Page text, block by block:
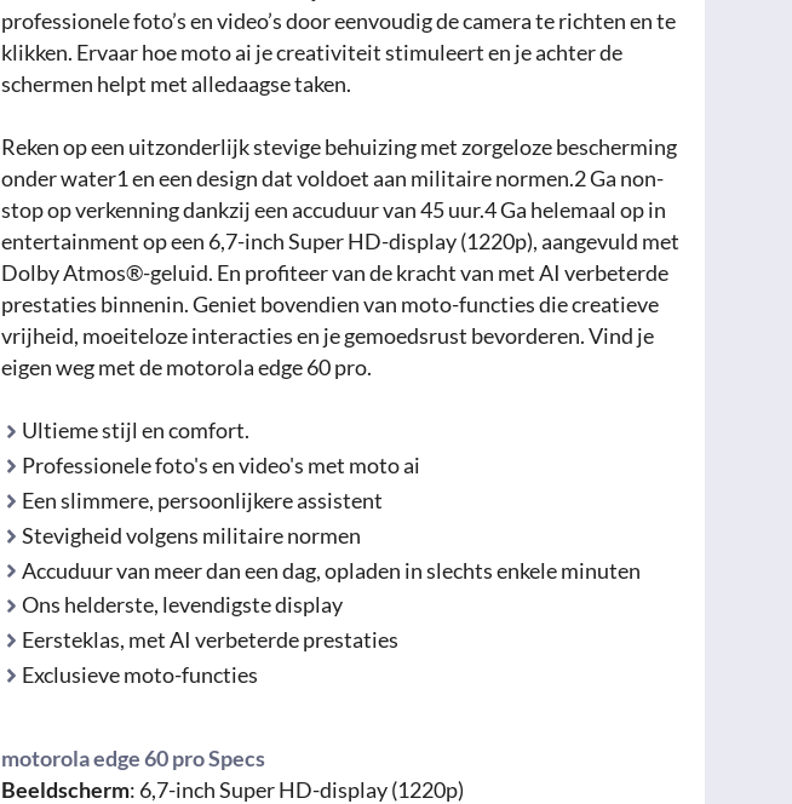
professionele foto’s en video’s door eenvoudig de camera te richten en te
klikken. Ervaar hoe moto ai je creativiteit stimuleert en je achter de
schermen helpt met alledaagse taken.
Reken op een uitzonderlijk stevige behuizing met zorgeloze bescherming
onder water1 en een design dat voldoet aan militaire normen.2 Ga non-
stop op verkenning dankzij een accuduur van 45 uur.4 Ga helemaal op in
entertainment op een 6,7-inch Super HD-display (1220p), aangevuld met
Dolby Atmos®-geluid. En profiteer van de kracht van met AI verbeterde
prestaties binnenin. Geniet bovendien van moto-functies die creatieve
vrijheid, moeiteloze interacties en je gemoedsrust bevorderen. Vind je
eigen weg met de motorola edge 60 pro.
Ultieme stijl en comfort.
Professionele foto's en video's met moto ai
Een slimmere, persoonlijkere assistent
Stevigheid volgens militaire normen
Accuduur van meer dan een dag, opladen in slechts enkele minuten
Ons helderste, levendigste display
Eersteklas, met AI verbeterde prestaties
Exclusieve moto-functies
motorola edge 60 pro Specs
Beeldscherm: 6,7-inch Super HD-display (1220p)